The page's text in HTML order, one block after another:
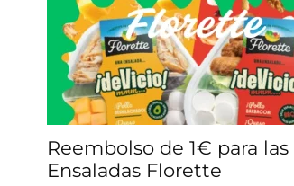
Reembolso de 1€ para las
Ensaladas Florette